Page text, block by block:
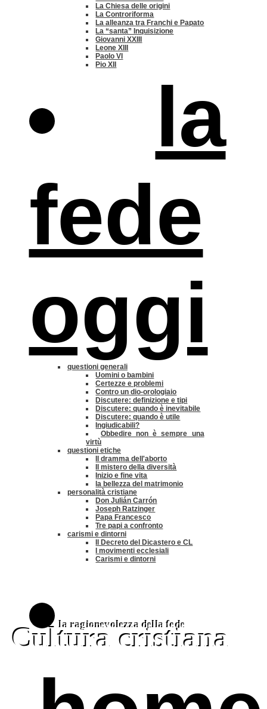
Cultura cristiana
la ragionevolezza della fede
La Chiesa delle origini
La Controriforma
La alleanza tra Franchi e Papato
La “santa” Inquisizione
Giovanni XXIII
Leone XIII
Paolo VI
Pio XII
la
fede
oggi
questioni generali
Uomini o bambini
Certezze e problemi
Contro un dio-orologiaio
Discutere: definizione e tipi
Discutere: quando è inevitabile
Discutere: quando è utile
Ingiudicabili?
Obbedire non è sempre una
virtù
questioni etiche
Il dramma dell'aborto
Il mistero della diversità
Inizio e fine vita
la bellezza del matrimonio
personalità cristiane
Don Julián Carrón
Joseph Ratzinger
Papa Francesco
Tre papi a confronto
carismi e dintorni
Il Decreto del Dicastero e CL
I movimenti ecclesiali
Carismi e dintorni